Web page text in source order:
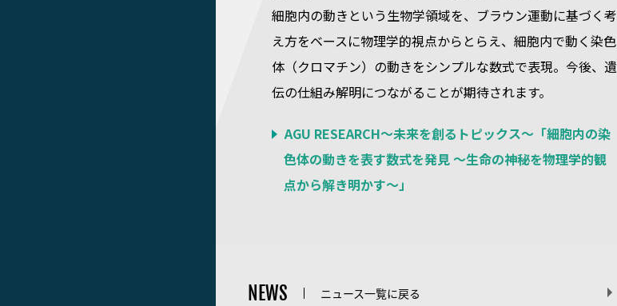
細胞内の動きという生物学領域を、ブラウン運動に基づく考
え方をベースに物理学的視点からとらえ、細胞内で動く染色
体（クロマチン）の動きをシンプルな数式で表現。今後、遺
伝の仕組み解明につながることが期待されます。
AGU RESEARCH～未来を創るトピックス～「細胞内の染
色体の動きを表す数式を発見 〜生命の神秘を物理学的観
点から解き明かす〜」
NEWS ニュース一覧に戻る